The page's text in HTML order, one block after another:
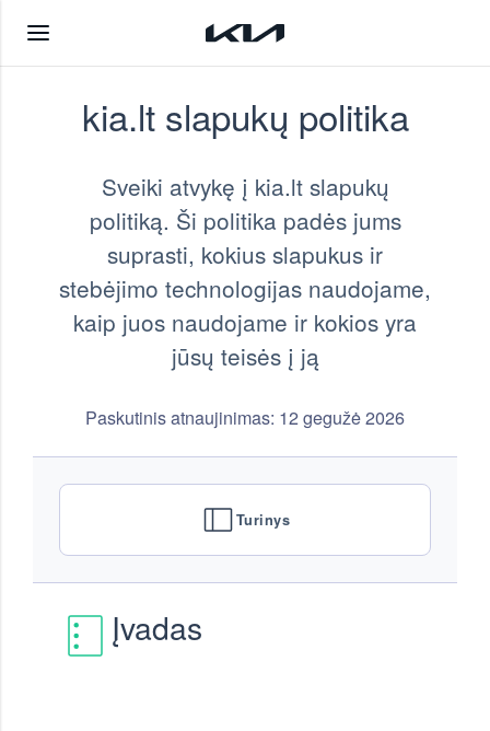
kia.lt slapukų politika
Sveiki atvykę į kia.lt slapukų
politiką. Ši politika padės jums
suprasti, kokius slapukus ir
stebėjimo technologijas naudojame,
kaip juos naudojame ir kokios yra
jūsų teisės į ją
Paskutinis atnaujinimas: 12 gegužė 2026
Turinys
Įvadas